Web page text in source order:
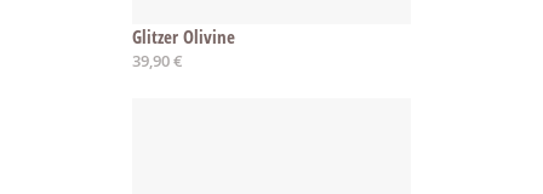
Glitzer Olivine
39,90 €